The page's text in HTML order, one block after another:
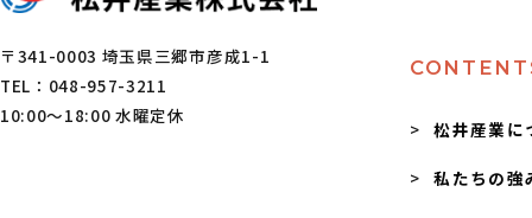
〒341-0003 埼玉県三郷市彦成1-1
TEL：048-957-3211
10:00～18:00 水曜定休
松井産業に
私たちの強